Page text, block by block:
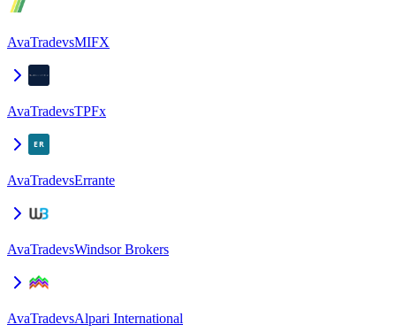
AvaTradevsMIFX
AvaTradevsTPFx
AvaTradevsErrante
AvaTradevsWindsor Brokers
AvaTradevsAlpari International